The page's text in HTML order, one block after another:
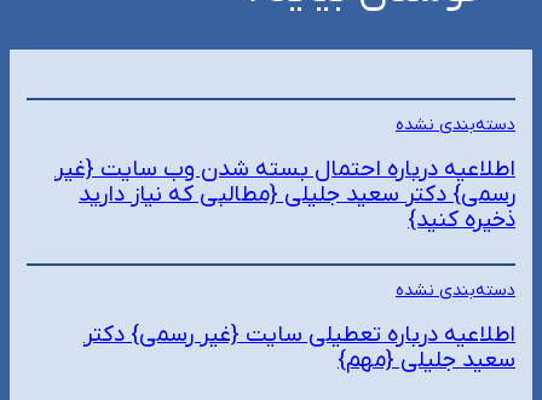
دسته‌بندی نشده
اطلاعیه درباره احتمال بسته شدن وب سایت {غیر
رسمی} دکتر سعید جلیلی {مطالبی که نیاز دارید
ذخیره کنید}
دسته‌بندی نشده
اطلاعیه درباره تعطیلی سایت {غیر رسمی} دکتر
سعید جلیلی {مهم}